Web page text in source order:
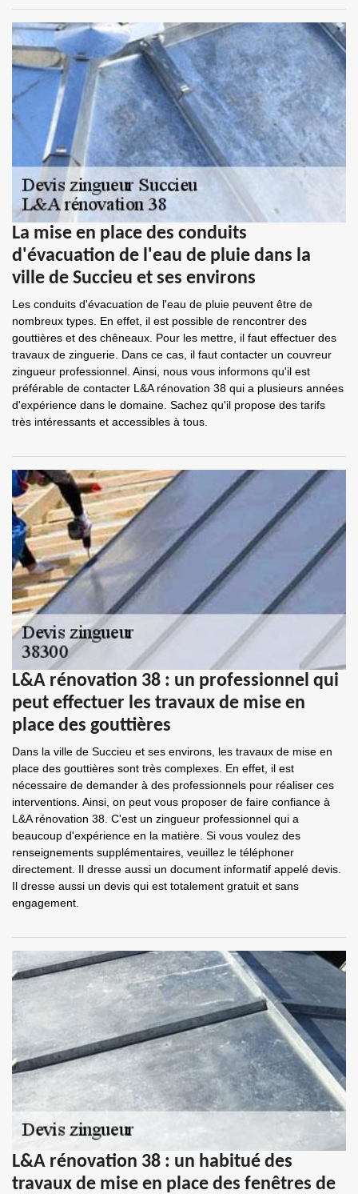
La mise en place des conduits
d'évacuation de l'eau de pluie dans la
ville de Succieu et ses environs
Les conduits d'évacuation de l'eau de pluie peuvent être de
nombreux types. En effet, il est possible de rencontrer des
gouttières et des chêneaux. Pour les mettre, il faut effectuer des
travaux de zinguerie. Dans ce cas, il faut contacter un couvreur
zingueur professionnel. Ainsi, nous vous informons qu'il est
préférable de contacter L&A rénovation 38 qui a plusieurs années
d'expérience dans le domaine. Sachez qu'il propose des tarifs
très intéressants et accessibles à tous.
L&A rénovation 38 : un professionnel qui
peut effectuer les travaux de mise en
place des gouttières
Dans la ville de Succieu et ses environs, les travaux de mise en
place des gouttières sont très complexes. En effet, il est
nécessaire de demander à des professionnels pour réaliser ces
interventions. Ainsi, on peut vous proposer de faire confiance à
L&A rénovation 38. C'est un zingueur professionnel qui a
beaucoup d'expérience en la matière. Si vous voulez des
renseignements supplémentaires, veuillez le téléphoner
directement. Il dresse aussi un document informatif appelé devis.
Il dresse aussi un devis qui est totalement gratuit et sans
engagement.
L&A rénovation 38 : un habitué des
travaux de mise en place des fenêtres de